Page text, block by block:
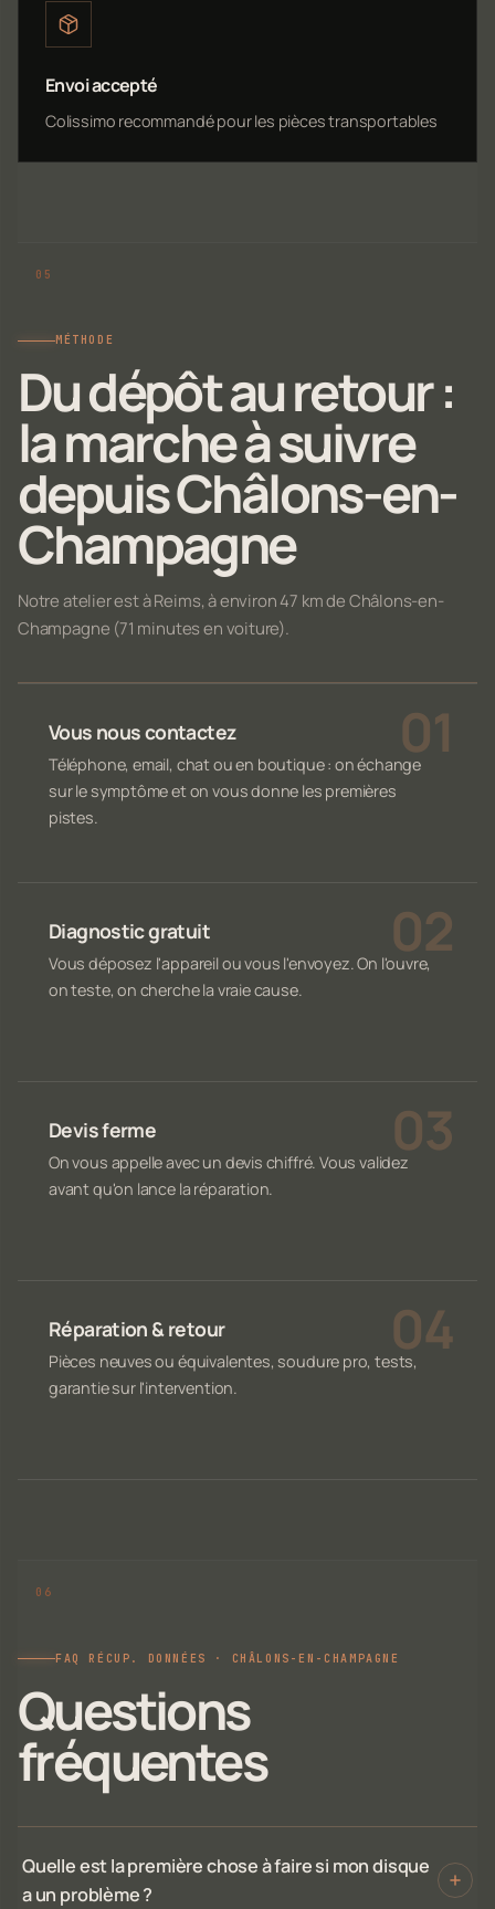
Envoi accepté
Colissimo recommandé pour les pièces transportables
MÉTHODE
Du dépôt au retour :
la marche à suivre
depuis Châlons-en-
Champagne
Notre atelier est à Reims, à environ 47 km de Châlons-en-
Champagne (71 minutes en voiture).
Vous nous contactez
Téléphone, email, chat ou en boutique : on échange
sur le symptôme et on vous donne les premières
pistes.
Diagnostic gratuit
Vous déposez l'appareil ou vous l'envoyez. On l'ouvre,
on teste, on cherche la vraie cause.
Devis ferme
On vous appelle avec un devis chiffré. Vous validez
avant qu'on lance la réparation.
Réparation & retour
Pièces neuves ou équivalentes, soudure pro, tests,
garantie sur l'intervention.
FAQ RÉCUP. DONNÉES · CHÂLONS-EN-CHAMPAGNE
Questions
fréquentes
Quelle est la première chose à faire si mon disque
a un problème ?